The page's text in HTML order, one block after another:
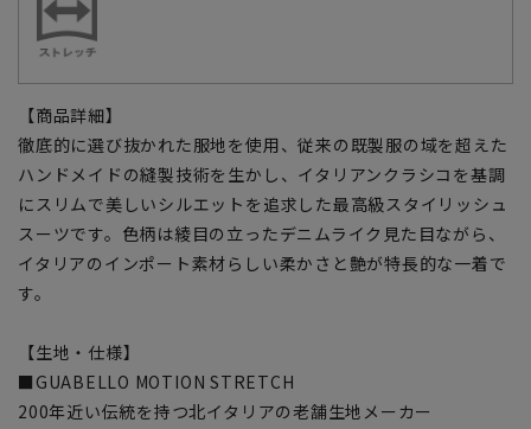
【商品詳細】
徹底的に選び抜かれた服地を使用、従来の既製服の域を超えた
ハンドメイドの縫製技術を生かし、イタリアンクラシコを基調
にスリムで美しいシルエットを追求した最高級スタイリッシュ
スーツです。色柄は綾目の立ったデニムライク見た目ながら、
イタリアのインポート素材らしい柔かさと艶が特長的な一着で
す。
【生地・仕様】
■GUABELLO MOTION STRETCH
200年近い伝統を持つ北イタリアの老舗生地メーカー